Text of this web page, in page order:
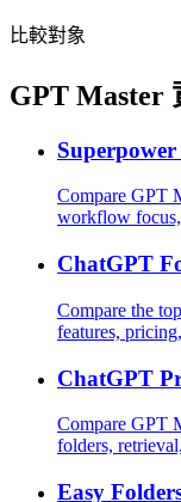
比較對象
GPT Master
Compare GPT
workflow focus,
ChatGPT
Compare the
features,
ChatGPT
Compare GPT
folders,
Easy